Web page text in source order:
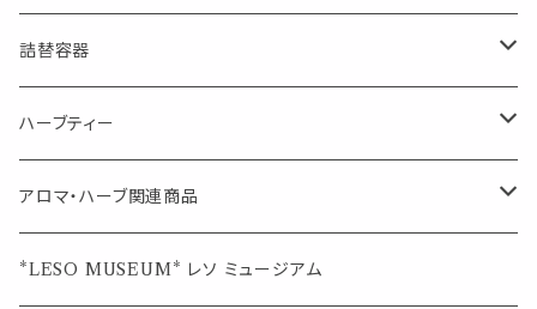
Mask&Pillow Aroma
ハーブティー
シングル
キャンディー
シーリングワックス シール
ペーパークリップ
ウェルカムボード・装飾
席札クリップ
詰替容器
ロールオンボトル
スプレーボトル
スポイトボトル
ハーブティー
ブレンド
ジュエル オブ ビューティー
シングル
アロマ・ハーブ関連商品
エッセンシャルオイル
*LESO MUSEUM* レソ ミュージアム